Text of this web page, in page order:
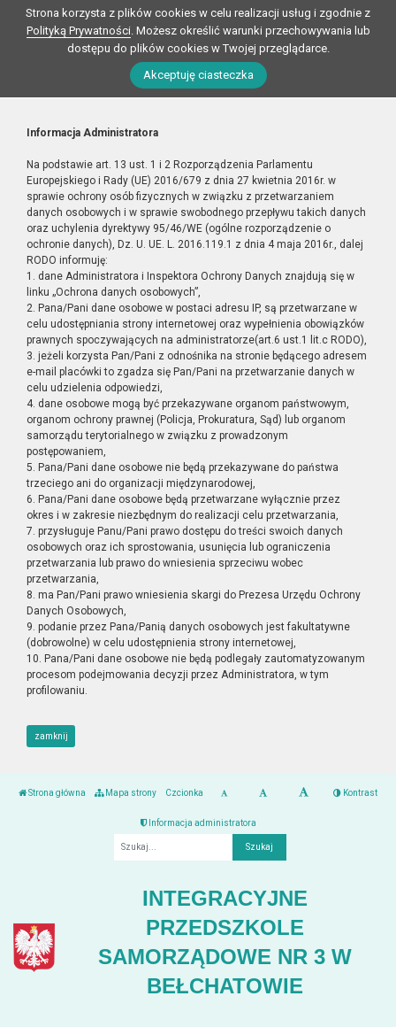
Strona korzysta z plików cookies w celu realizacji usług i zgodnie z
Polityką Prywatności. Możesz określić warunki przechowywania lub
dostępu do plików cookies w Twojej przeglądarce.
Akceptuję ciasteczka
Informacja Administratora
Na podstawie art. 13 ust. 1 i 2 Rozporządzenia Parlamentu
Europejskiego i Rady (UE) 2016/679 z dnia 27 kwietnia 2016r. w
sprawie ochrony osób fizycznych w związku z przetwarzaniem
danych osobowych i w sprawie swobodnego przepływu takich danych
oraz uchylenia dyrektywy 95/46/WE (ogólne rozporządzenie o
ochronie danych), Dz. U. UE. L. 2016.119.1 z dnia 4 maja 2016r., dalej
RODO informuję:
1. dane Administratora i Inspektora Ochrony Danych znajdują się w
linku „Ochrona danych osobowych”,
2. Pana/Pani dane osobowe w postaci adresu IP, są przetwarzane w
celu udostępniania strony internetowej oraz wypełnienia obowiązków
prawnych spoczywających na administratorze(art.6 ust.1 lit.c RODO),
3. jeżeli korzysta Pan/Pani z odnośnika na stronie będącego adresem
e-mail placówki to zgadza się Pan/Pani na przetwarzanie danych w
celu udzielenia odpowiedzi,
4. dane osobowe mogą być przekazywane organom państwowym,
organom ochrony prawnej (Policja, Prokuratura, Sąd) lub organom
samorządu terytorialnego w związku z prowadzonym
postępowaniem,
5. Pana/Pani dane osobowe nie będą przekazywane do państwa
trzeciego ani do organizacji międzynarodowej,
6. Pana/Pani dane osobowe będą przetwarzane wyłącznie przez
okres i w zakresie niezbędnym do realizacji celu przetwarzania,
7. przysługuje Panu/Pani prawo dostępu do treści swoich danych
osobowych oraz ich sprostowania, usunięcia lub ograniczenia
przetwarzania lub prawo do wniesienia sprzeciwu wobec
przetwarzania,
8. ma Pan/Pani prawo wniesienia skargi do Prezesa Urzędu Ochrony
Danych Osobowych,
9. podanie przez Pana/Panią danych osobowych jest fakultatywne
(dobrowolne) w celu udostępnienia strony internetowej,
10. Pana/Pani dane osobowe nie będą podlegały zautomatyzowanym
procesom podejmowania decyzji przez Administratora, w tym
profilowaniu.
zamknij
Strona główna Mapa strony Czcionka Kontrast
Informacja administratora
INTEGRACYJNE
PRZEDSZKOLE
SAMORZĄDOWE NR 3 W
BEŁCHATOWIE